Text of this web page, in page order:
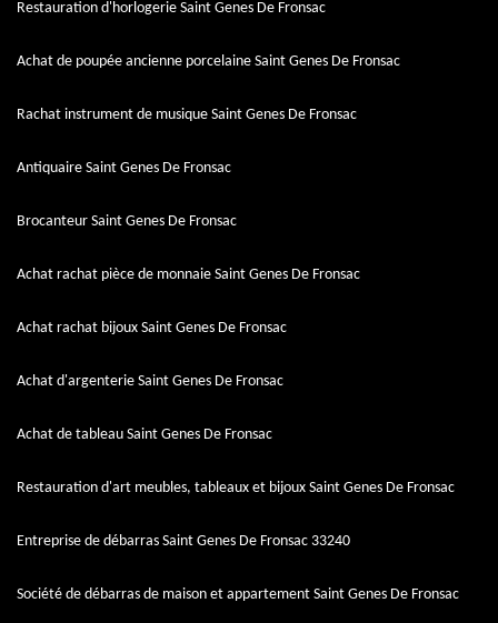
Restauration d'horlogerie Saint Genes De Fronsac
Achat de poupée ancienne porcelaine Saint Genes De Fronsac
Rachat instrument de musique Saint Genes De Fronsac
Antiquaire Saint Genes De Fronsac
Brocanteur Saint Genes De Fronsac
Achat rachat pièce de monnaie Saint Genes De Fronsac
Achat rachat bijoux Saint Genes De Fronsac
Achat d'argenterie Saint Genes De Fronsac
Achat de tableau Saint Genes De Fronsac
Restauration d'art meubles, tableaux et bijoux Saint Genes De Fronsac
Entreprise de débarras Saint Genes De Fronsac 33240
Société de débarras de maison et appartement Saint Genes De Fronsac